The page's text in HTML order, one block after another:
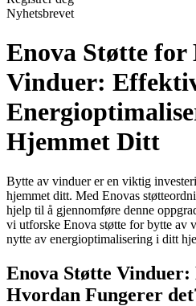
Nyhetsbrevet
Enova Støtte for
Vinduer:
Hjemmet Ditt
Bytte av vinduer er en viktig
hjemmet ditt. Med Enovas
hjelp til å gjennomføre denne
vi utforske Enova støtte for bytte av
nytte av energioptimalisering i ditt
Enova Støtte Vinduer:
Hvordan Fungerer